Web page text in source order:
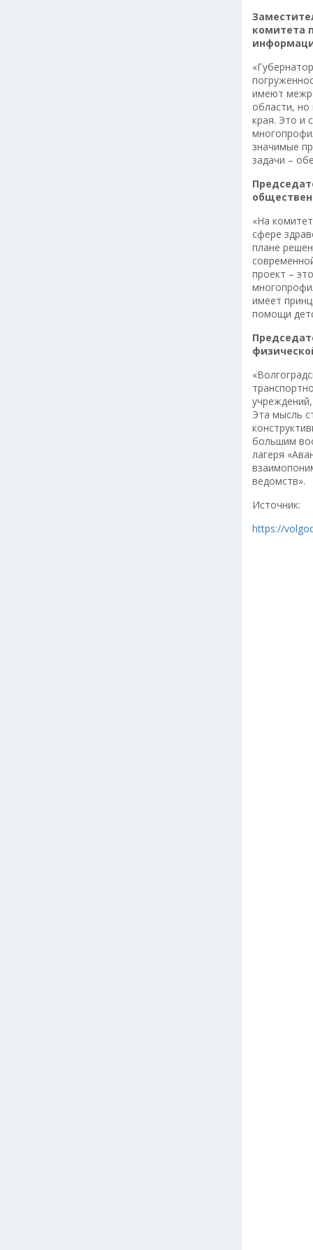
комитета
имеют
области,
края. Это и
значимые
задачи –
«На
сфере
плане
проект –
имеет
помощи
Эта мысль
большим
лагеря
ведомств».
Источник:
https://